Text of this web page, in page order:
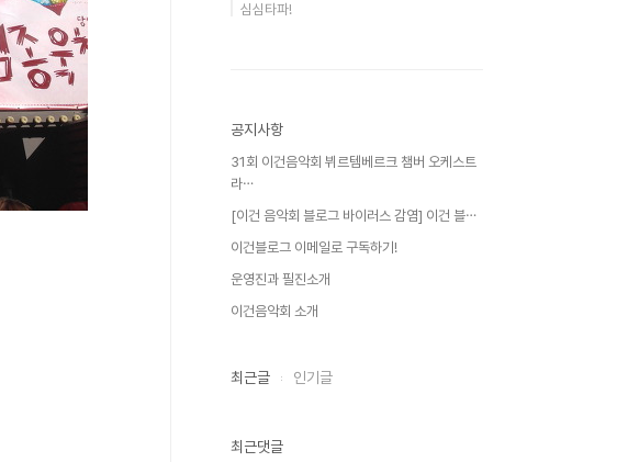
심심타파!
공지사항
31회 이건음악회 뷔르템베르크 챔버 오케스트
라⋯
[이건 음악회 블로그 바이러스 감염] 이건 블⋯
이건블로그 이메일로 구독하기!
운영진과 필진소개
이건음악회 소개
최근글 인기글
최근댓글